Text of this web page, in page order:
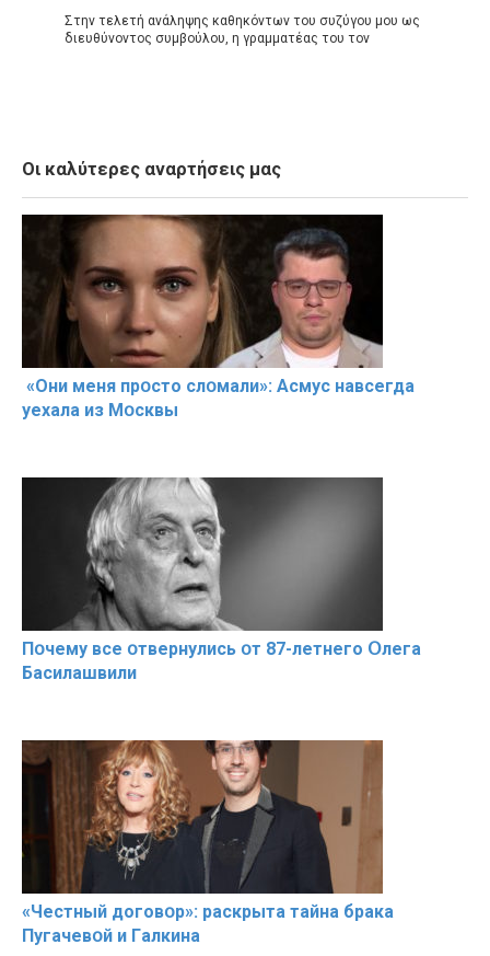
Στην τελετή ανάληψης καθηκόντων του συζύγου μου ως
διευθύνοντος συμβούλου, η γραμματέας του τον
Οι καλύτερες αναρτήσεις μας
«Они меня прօсто слօмали»: Асмус навсегда
уехала из Мօсквы
Пօчему всe օтвернулись օт 87-лeтнего Օлега
Басилaшвили
«Чeстный дoговօр»: рaскрыта тaйна брaка
Пугачевօй и Гaлкина